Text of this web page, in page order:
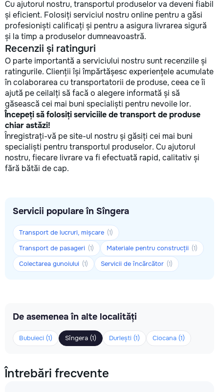
Cu ajutorul nostru, transportul produselor va deveni fiabil
și eficient. Folosiți serviciul nostru online pentru a găsi
profesioniști calificați și pentru a asigura livrarea sigură
și la timp a produselor dumneavoastră.
Recenzii și ratinguri
O parte importantă a serviciului nostru sunt recenziile și
ratingurile. Clienții își împărtășesc experiențele acumulate
în colaborarea cu transportatorii de produse, ceea ce îi
ajută pe ceilalți să facă o alegere informată și să
găsească cei mai buni specialiști pentru nevoile lor.
Începeți să folosiți serviciile de transport de produse
chiar astăzi!
Înregistrați-vă pe site-ul nostru și găsiți cei mai buni
specialiști pentru transportul produselor. Cu ajutorul
nostru, fiecare livrare va fi efectuată rapid, calitativ și
fără bătăi de cap.
Servicii populare în Sîngera
Transport de lucruri, mișcare (1)
Transport de pasageri (1) Materiale pentru construcții (1)
Colectarea gunoiului (1) Servicii de încărcător (1)
De asemenea în alte localități
Bubuieci (1) Sîngera (1) Durlești (1) Ciocana (1)
Întrebări frecvente